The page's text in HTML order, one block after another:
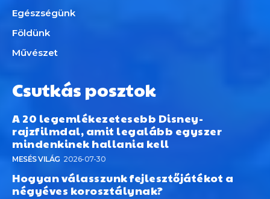
Egészségünk
Földünk
Művészet
Csutkás posztok
A 20 legemlékezetesebb Disney-
rajzfilmdal, amit legalább egyszer
mindenkinek hallania kell
MESÉS VILÁG 2026-07-30
Hogyan válasszunk fejlesztőjátékot a
négyéves korosztálynak?